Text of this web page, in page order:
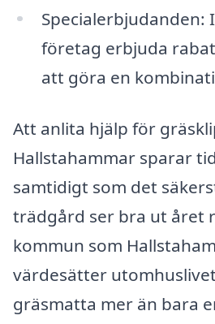
Specialerbjudanden:
företag erbjuda
att göra en
Att anlita hjälp för
Hallstahammar sparar
samtidigt som det
trädgård ser bra ut året
kommun som
värdesätter
gräsmatta mer än bara